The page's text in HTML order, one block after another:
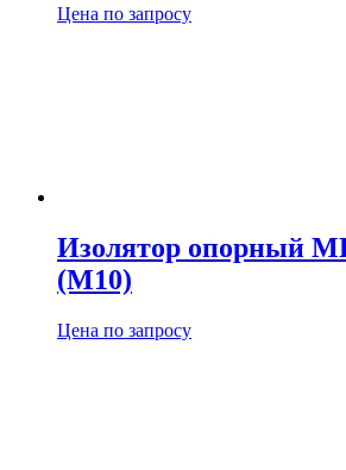
Цена по запросу
Изолятор опорный
(М10)
Цена по запросу